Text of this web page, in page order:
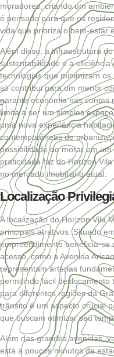
moradores, criando um
é pensado para que os
vida que prioriza o bem-estar
Além disso, a infraestrutura
sustentabilidade e a
tecnologias que minimizam
só contribui para um menor
garante economia nas contas
limita a ser um simples
uma nova experiência
contemporâneas de
possibilidade de morar em
praticidade faz do Horizon
no mercado imobiliário atual.
Localização
A localização do Horizon Vila
principais atrativos. Situado
empreendimento beneficia-se
acesso, como a Avenida
representam artérias
permitindo fácil
para diferentes regiões da
trânsito é um aspecto crucial
que buscam otimizar seu
Além das grandes avenidas,
está a poucos minutos de